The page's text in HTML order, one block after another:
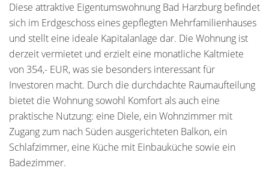
Diese attraktive Eigentumswohnung Bad Harzburg befindet
sich im Erdgeschoss eines gepflegten Mehrfamilienhauses
und stellt eine ideale Kapitalanlage dar. Die Wohnung ist
derzeit vermietet und erzielt eine monatliche Kaltmiete
von 354,- EUR, was sie besonders interessant für
Investoren macht. Durch die durchdachte Raumaufteilung
bietet die Wohnung sowohl Komfort als auch eine
praktische Nutzung: eine Diele, ein Wohnzimmer mit
Zugang zum nach Süden ausgerichteten Balkon, ein
Schlafzimmer, eine Küche mit Einbauküche sowie ein
Badezimmer.